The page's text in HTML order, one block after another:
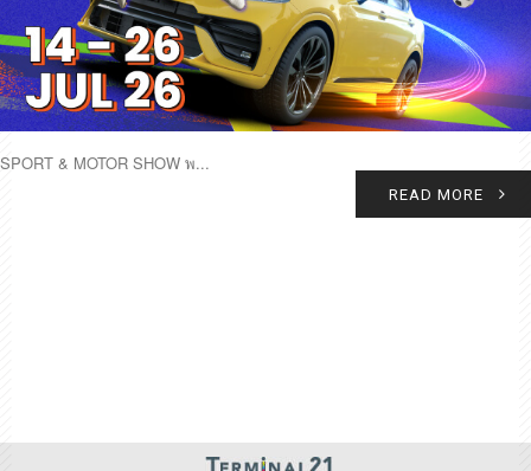
SPORT & MOTOR SHOW พ...
READ MORE